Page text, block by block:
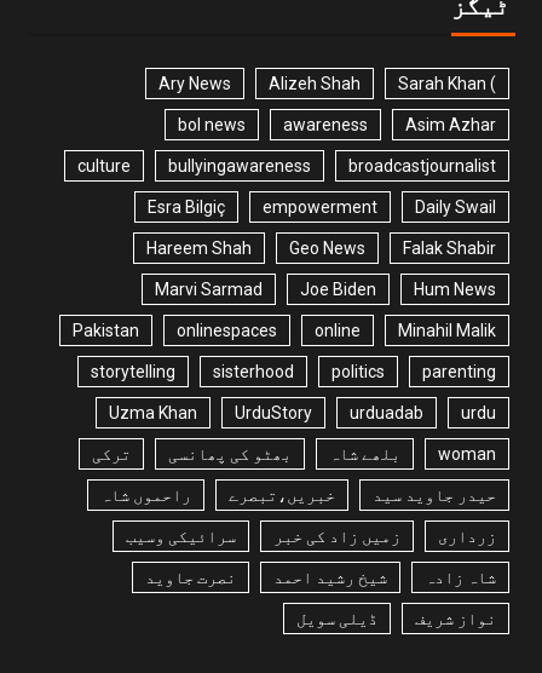
) Sarah Khan
Alizeh Shah
Ary News
Asim Azhar
awareness
bol news
broadcastjournalist
bullyingawareness
culture
Daily Swail
empowerment
Esra Bilgiç
Falak Shabir
Geo News
Hareem Shah
Hum News
Joe Biden
Marvi Sarmad
Minahil Malik
online
onlinespaces
Pakistan
parenting
politics
sisterhood
storytelling
urdu
urduadab
UrduStory
Uzma Khan
woman بلھے شاہ بھٹو کی پھانسی ترکی
حیدر جاوید سید خبریں،تبصرے راحموں شاہ
زرداری زمیں زاد کی خبر سرائیکی وسیب
شاہ زادہ شیخ رشید احمد نصرت جاوید
نواز شریف ڈیلی سویل